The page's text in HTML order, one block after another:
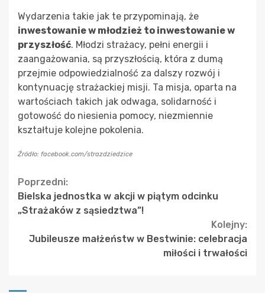
Wydarzenia takie jak te przypominają, że
inwestowanie w młodzież to inwestowanie w
przyszłość. Młodzi strażacy, pełni energii i
zaangażowania, są przyszłością, która z dumą
przejmie odpowiedzialność za dalszy rozwój i
kontynuację strażackiej misji. Ta misja, oparta na
wartościach takich jak odwaga, solidarność i
gotowość do niesienia pomocy, niezmiennie
kształtuje kolejne pokolenia.
Źródło: facebook.com/strazdziedzice
Continue
Reading
Poprzedni:
Bielska jednostka w akcji w piątym odcinku
„Strażaków z sąsiedztwa”!
Kolejny:
Jubileusze małżeństw w Bestwinie: celebracja
miłości i trwałości